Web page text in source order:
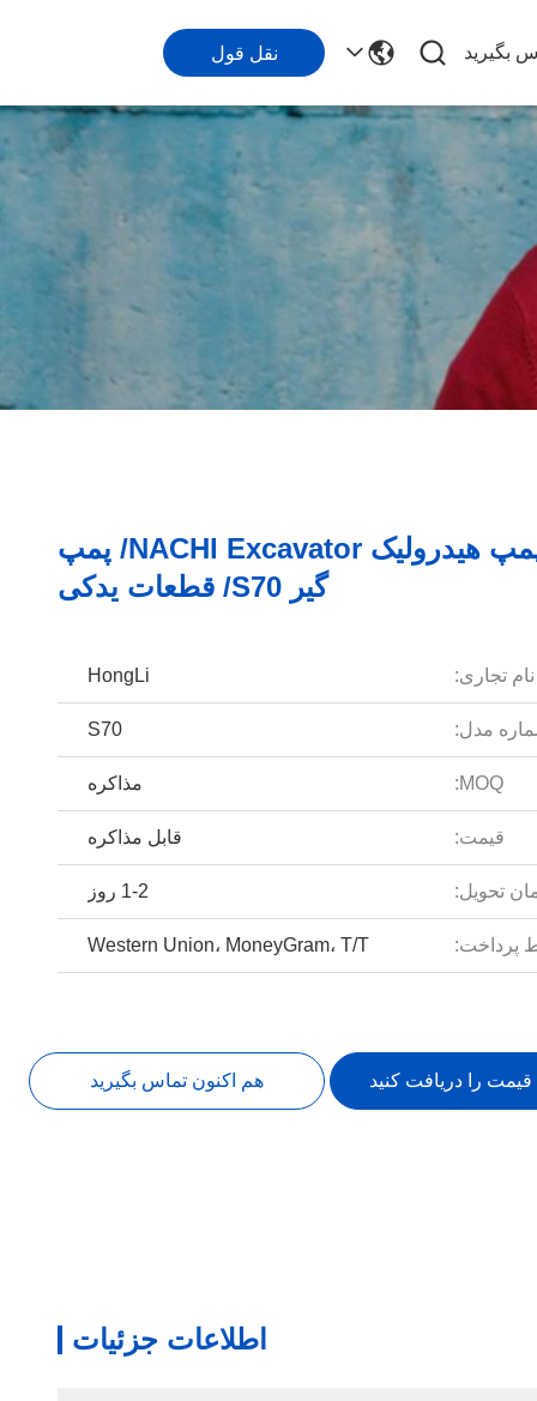
بگیرید نقل قول
واحد پمپ هیدرولیک NACHI Excavator/ پمپ
گیر S70/ قطعات یدکی
نام تجاری: HongLi
مدل: S70
MOQ: مذاکره
قیمت: قابل مذاکره
تحویل: 1-2 روز
پرداخت: Western Union، MoneyGram، T/T
قیمت را دریافت کنید هم اکنون تماس بگیرید
اطلاعات جزئیات